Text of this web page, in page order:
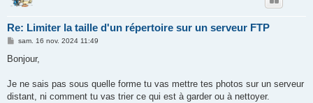
Re: Limiter la taille d'un répertoire sur un serveur FTP
M
s
g
sam. 16 nov. 2024 11:49
Bonjour,
Je ne sais pas sous quelle forme tu vas mettre tes photos sur un serveur
distant, ni comment tu vas trier ce qui est à garder ou à nettoyer.